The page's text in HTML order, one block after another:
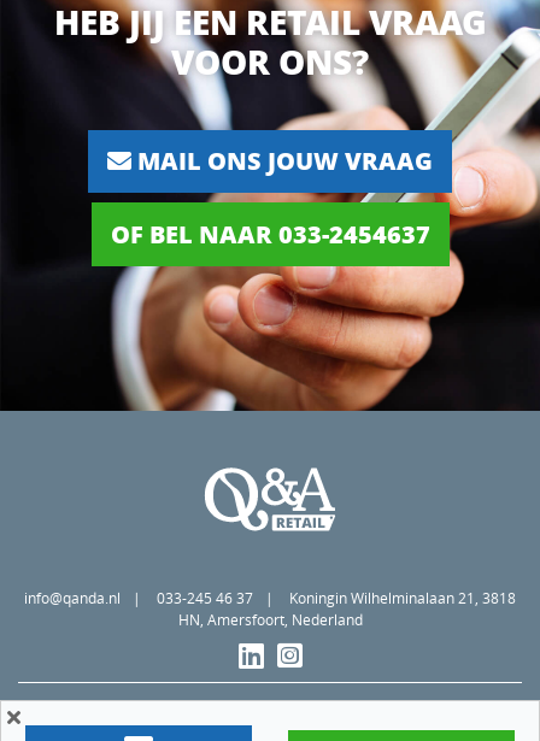
HEB JIJ EEN RETAIL VRAAG
VOOR ONS?
MAIL ONS JOUW VRAAG
OF BEL NAAR 033-2454637
info@qanda.nl 033-245 46 37
Koningin Wilhelminalaan 21, 3818
HN, Amersfoort, Nederland